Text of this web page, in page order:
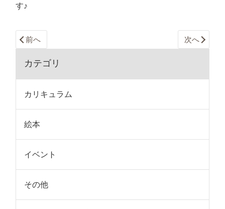
す♪
前へ 次へ
カテゴリ
カリキュラム
絵本
イベント
その他